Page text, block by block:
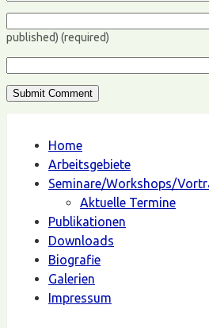
published) (required)
Home
Arbeitsgebiete
Seminare/Workshops/
Aktuelle Termine
Publikationen
Downloads
Biografie
Galerien
Impressum